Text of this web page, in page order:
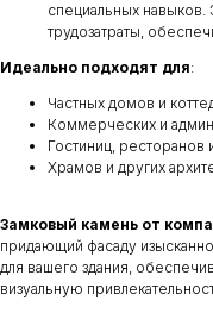
специальных
трудозатраты,
Идеально подходят для:
Частных домов и
Коммерческих и
Гостиниц, ресторанов
Храмов и других
Замковый камень от
придающий фасаду
для вашего здания,
визуальную